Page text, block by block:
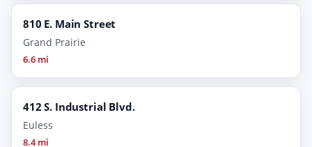
810 E. Main Street
Grand Prairie
6.6 mi
412 S. Industrial Blvd.
Euless
8.4 mi